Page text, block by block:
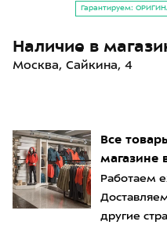
Все
магазине
Работаем
другие
Гарантируем:
Наличие в
Москва, Сайкина, 4